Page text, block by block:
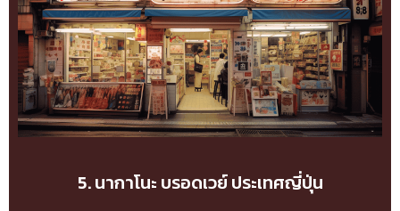
5. นากาโนะ บรอดเวย์ ประเทศญี่ปุ่น